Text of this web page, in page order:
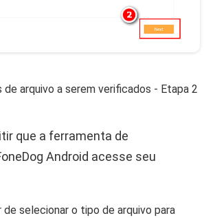
de arquivo a serem verificados - Etapa 2
que a ferramenta de
Android acesse seu
de selecionar o tipo de arquivo para